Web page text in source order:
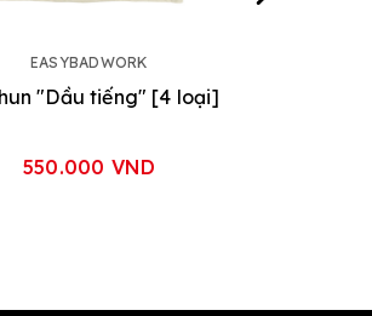
EASYBADWORK
"Dầu tiếng" [4 loại]
550.000 VND